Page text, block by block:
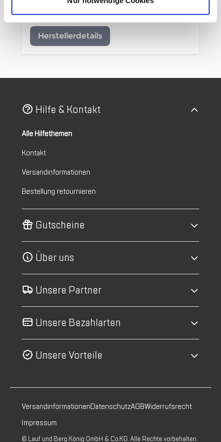
Brooks
Herstellerdetails
Hilfe & Kontakt
Alle Hilfethemen
Kontakt
Versandinformationen
Bestellung retournieren
Gutscheine
Über uns
Unsere Partner
Unsere Bezahlarten
Unsere Vorteile
VersandinformationenDatenschutzAGBWiderrufsrecht
Impressum
© Lauf und Berg König GmbH & Co.KG. Alle Rechte vorbehalten.